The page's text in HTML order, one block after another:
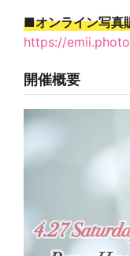
■オンライン写真
https://
開催概要